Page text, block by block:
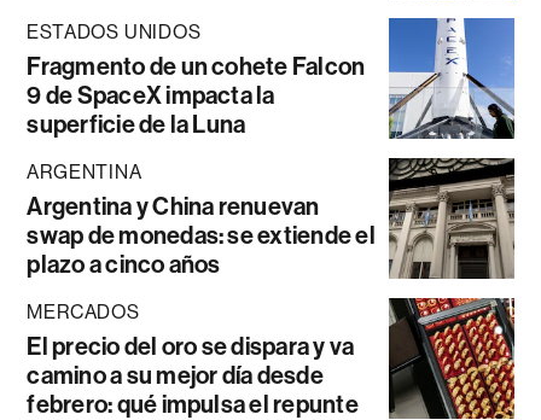
ESTADOS UNIDOS
Fragmento de un cohete Falcon
9 de SpaceX impacta la
superficie de la Luna
ARGENTINA
Argentina y China renuevan
swap de monedas: se extiende el
plazo a cinco años
MERCADOS
El precio del oro se dispara y va
camino a su mejor día desde
febrero: qué impulsa el repunte